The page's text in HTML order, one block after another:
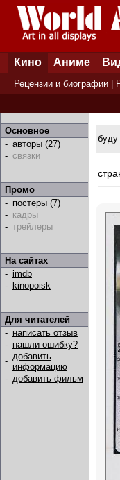
Кино Аниме
Рецензии и биографии
Основное
- авторы (27)
- связки
Промо
- постеры (7)
- кадры
- трейлеры
На сайтах
- imdb
- kinopoisk
Для читателей
- написать отзыв
- нашли ошибку?
- добавить
информацию
- добавить фильм
буду